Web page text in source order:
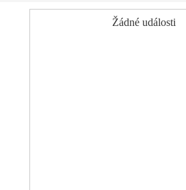
Žádné události